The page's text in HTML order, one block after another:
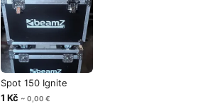
Spot 150 Ignite
1 Kč ~ 0,00 €